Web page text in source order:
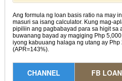
Ang formula ng loan basis ratio na may
masuri sa isang calculator. Kung mag-
pipiliin ang pagbabayad para sa higit sa
buwanang bayad ay magiging Php
iyong kabuuang halaga ng utang ay Php
(APR=143%).
CHANNEL
FB